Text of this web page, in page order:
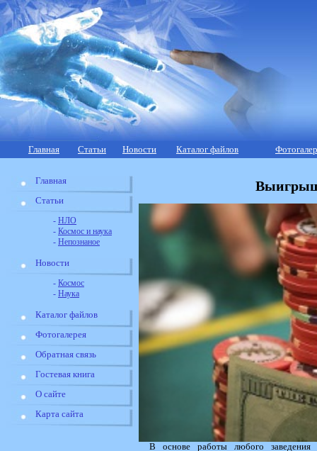
Главная Статьи Новости Каталог файлов
Главная
Статьи
- НЛО
- Космос и наука
- Непознаное
Новости
- Космос
- Наука
Каталог файлов
Фотогалерея
Обратная связь
Гостевая книга
О сайте
Карта сайта
В основе работы любого заведения